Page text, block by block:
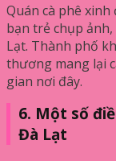
Quán cà phê
bạn trẻ chụp
Lạt. Thành phố
thương mang lại
gian nơi đây.
6. Một số
Đà Lạt